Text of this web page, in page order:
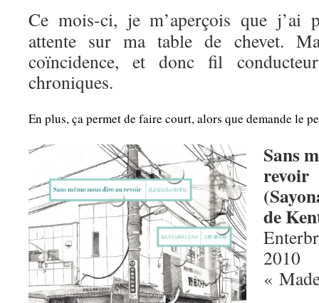
Ce mois-ci, je m’aperçois que j’ai
attente sur ma table de chevet.
coïncidence, et donc fil
chroniques.
En plus, ça permet de faire court, alors que demande le
Sans
revoir
de
2010
«